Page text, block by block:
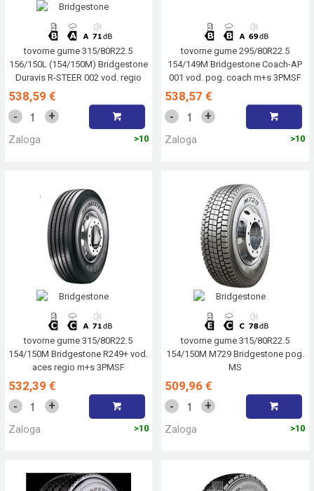
tovorne gume 315/80R22.5
156/150L (154/150M) Bridgestone
Duravis R-STEER 002 vod. regio
m+s 3PMSF
538,59 €
- +
Zaloga >10
tovorne gume 295/80R22.5
154/149M Bridgestone Coach-AP
001 vod. pog. coach m+s 3PMSF
538,57 €
- +
Zaloga >10
tovorne gume 315/80R22.5
154/150M Bridgestone R249+ vod.
aces regio m+s 3PMSF
532,39 €
- +
Zaloga >10
tovorne gume 315/80R22.5
154/150M M729 Bridgestone pog.
MS
509,96 €
- +
Zaloga >10